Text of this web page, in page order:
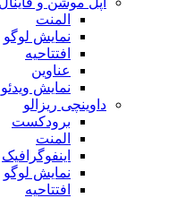
المنت
نمایش لوگو
افتتاحیه
عناوین
نمایش ویدئو
داوینچی ریزالو
برودکست
المنت
اینفوگرافیک
نمایش لوگو
افتتاحیه